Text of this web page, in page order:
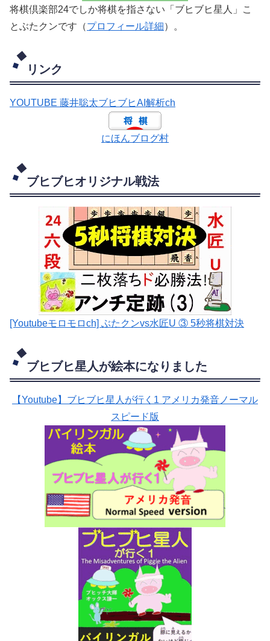
将棋倶楽部24でしか将棋を指さない「ブヒブヒ星人」こ
とぶたクンです（プロフィール詳細）。
リンク
YOUTUBE 藤井聡太ブヒブヒAI解析ch
にほんブログ村
ブヒブヒオリジナル戦法
[Youtubeモロモロch] ぶたクンvs水匠U ③ 5秒将棋対決
ブヒブヒ星人が絵本になりました
【Youtube】ブヒブヒ星人が行く1 アメリカ発音ノーマル
スピード版